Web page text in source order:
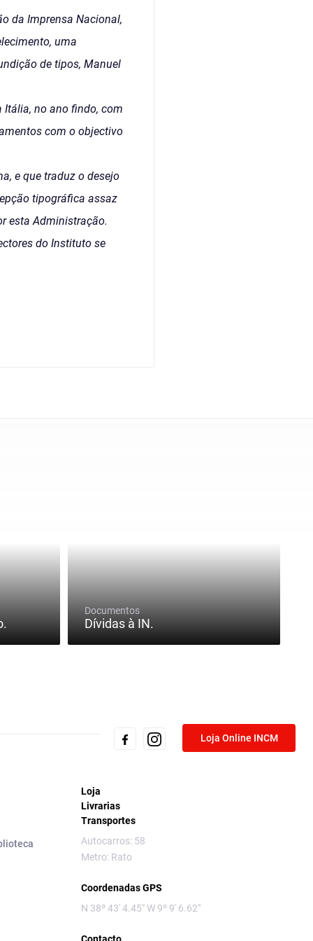
da Imprensa Nacional,
uma
de tipos, Manuel
Itália, no ano findo, com
com o objectivo
e que traduz o desejo
tipográfica assaz
esta Administração.
do Instituto se
Documentos
Dívidas à IN.
Loja Online INCM
Loja
Livrarias
Transportes
Autocarros: 58
Metro: Rato
Coordenadas GPS
N 38º 43' 4.45" W 9º 9' 6.62"